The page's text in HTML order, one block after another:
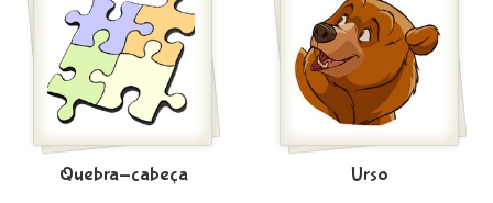
Quebra-cabeça Urso